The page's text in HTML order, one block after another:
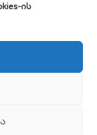
ის
მდე